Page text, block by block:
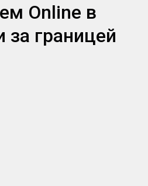
Online в
за границей